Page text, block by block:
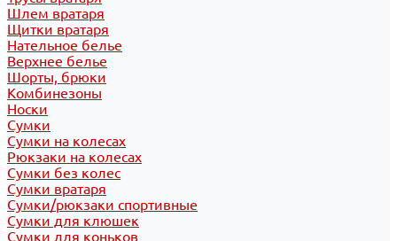
Шлем вратаря
Щитки вратаря
Нательное белье
Верхнее белье
Шорты, брюки
Комбинезоны
Носки
Сумки
Сумки на колесах
Рюкзаки на колесах
Сумки без колес
Сумки вратаря
Сумки/рюкзаки спортивные
Сумки для клюшек
Сумки для коньков